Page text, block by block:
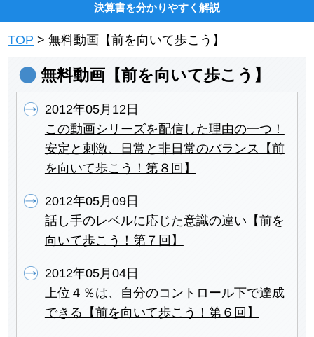
決算書を分かりやすく解説
TOP > 無料動画【前を向いて歩こう】
無料動画【前を向いて歩こう】
2012年05月12日
この動画シリーズを配信した理由の一つ！
安定と刺激、日常と非日常のバランス【前
を向いて歩こう！第８回】
2012年05月09日
話し手のレベルに応じた意識の違い【前を
向いて歩こう！第７回】
2012年05月04日
上位４％は、自分のコントロール下で達成
できる【前を向いて歩こう！第６回】